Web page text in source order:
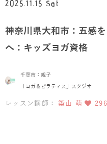
2025.11.15 Sat
神奈川県大和市：五感
へ：キッズヨガ資格
千葉市：親子
「ヨガ＆ピラティス」スタジオ
レッスン講師： 築山 萌 296